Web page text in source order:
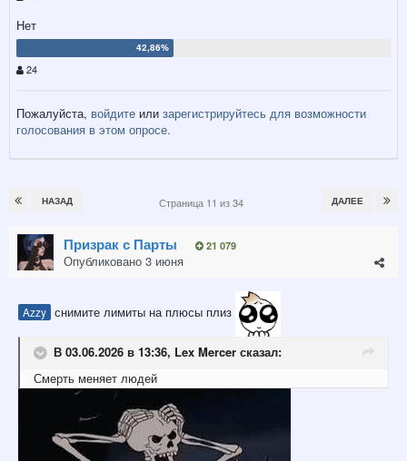
Нет
24
Пожалуйста, войдите или зарегистрируйтесь для возможности
голосования в этом опросе.
НАЗАД ДАЛЕЕ
Страница 11 из 34
Призрак с Парты 21 079
Опубликовано 3 июня
Azzy снимите лимиты на плюсы плиз
В 03.06.2026 в 13:36, Lex Mercer сказал:
Смерть меняет людей